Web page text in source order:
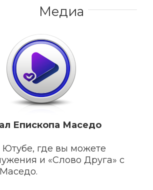
Медиа
Епископа Маседо
Ютубе, где вы можете
и «Слово Друга» c